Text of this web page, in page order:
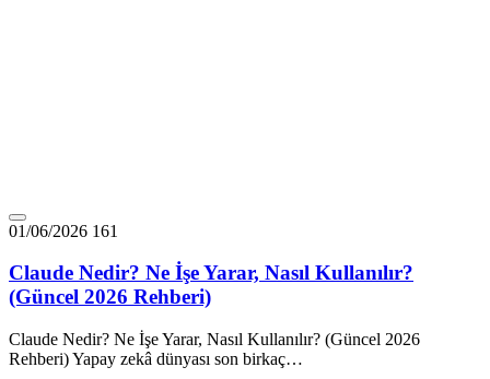
01/06/2026 161
Claude Nedir? Ne İşe Yarar, Nasıl Kullanılır?
(Güncel 2026 Rehberi)
Claude Nedir? Ne İşe Yarar, Nasıl Kullanılır? (Güncel 2026
Rehberi) Yapay zekâ dünyası son birkaç…